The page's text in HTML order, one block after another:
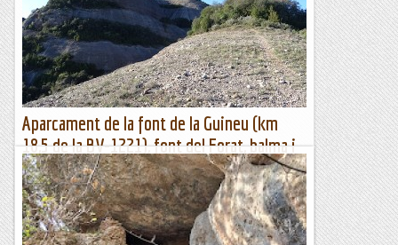
Aparcament de la font de la Guineu (km
18,5 de la BV-1221), font del Forat, balma i
Roques de la Coca, el Montcau, Coll d'Eres i
font de la Guineu
Aparcament de la font de la Guineu, font del Forat, roques
de la Coca, Montcau, Coll d'Eres i font de la...